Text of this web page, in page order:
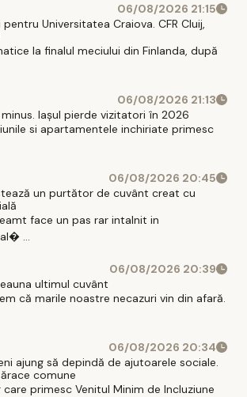
06/08/2026 21:15
Universitatea Craiova. CFR Cluij,
la finalul meciului din Finlanda, după
06/08/2026 21:13
Iașul pierde vizitatori în 2026
si apartamentele inchiriate primesc
06/08/2026 20:45
un purtător de cuvânt creat cu
face un pas rar intalnit in
...
06/08/2026 20:39
ultimul cuvânt
că marile noastre necazuri vin din afară.
06/08/2026 20:34
ajung să depindă de ajutoarele sociale.
comune
care primesc Venitul Minim de Incluziune